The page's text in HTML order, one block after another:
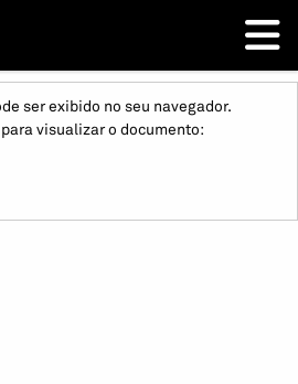
ser exibido no seu navegador.
visualizar o documento: